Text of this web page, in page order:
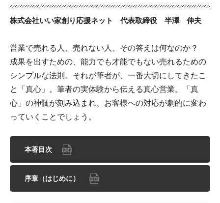
株式会社いい家創り応援ネット 代表取締役 半澤 伸夫
営業で売れる人、売れない人、その答えは何なのか？
成果を出すための、能力でも才能でもない売れるための
シンプルな法則。それが筆者が、一番大切にしてきたこ
と「真心」。筆者の実体験から伝える真心営業。「真
心」の神髄が刻み込まれ、お客様への対応が劇的に変わ
っていくことでしょう。
本著目次
序章（はじめに）